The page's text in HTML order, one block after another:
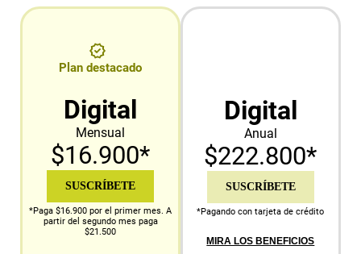
Plan destacado
Digital
Mensual
$16.900*
SUSCRÍBETE
*Paga $16.900 por el primer mes. A
partir del segundo mes paga
$21.500
Digital
Anual
$222.800*
SUSCRÍBETE
*Pagando con tarjeta de crédito
MIRA LOS BENEFICIOS